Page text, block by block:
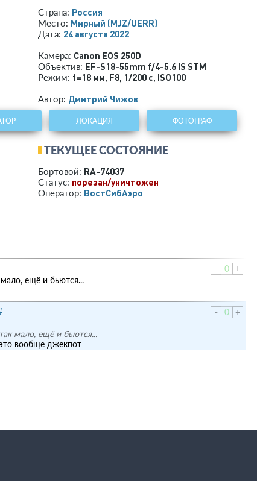
Страна: Россия
Место: Мирный (MJZ/UERR)
Дата: 24 августа 2022
Камера: Canon EOS 250D
Объектив: EF-S18-55mm f/4-5.6 IS STM
Режим: f=18 мм, F8, 1/200 с, ISO100
Автор: Дмитрий Чижов
ЛОКАЦИЯ ФОТОГРАФ
ТЕКУЩЕЕ СОСТОЯНИЕ
Бортовой: RA-74037
Статус: порезан/уничтожен
Оператор: ВостСибАэро
- 0 +
ещё и бьются...
- 0 +
мало, ещё и бьются...
вообще джекпот